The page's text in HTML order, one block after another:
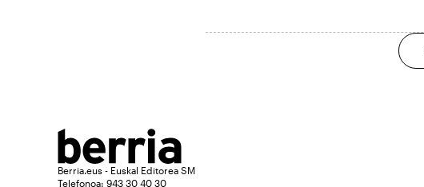
Berria.eus - Euskal Editorea SM
Telefonoa: 943 30 40 30